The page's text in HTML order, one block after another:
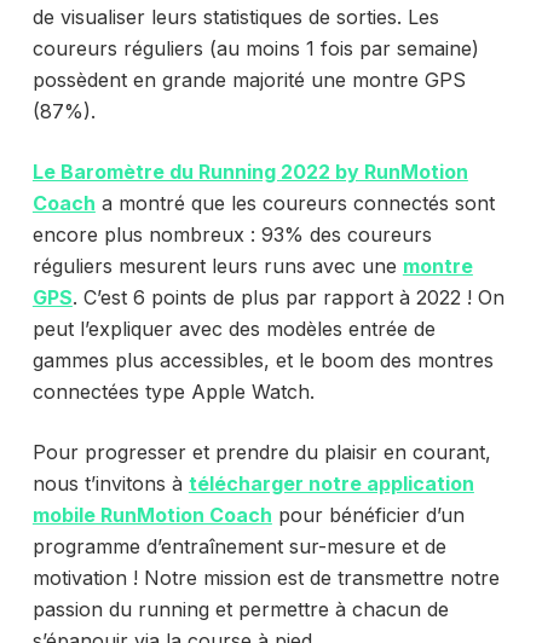
de visualiser leurs statistiques de sorties. Les
coureurs réguliers (au moins 1 fois par semaine)
possèdent en grande majorité une montre GPS
(87%).
Le Baromètre du Running 2022 by RunMotion
Coach a montré que les coureurs connectés sont
encore plus nombreux : 93% des coureurs
réguliers mesurent leurs runs avec une montre
GPS. C’est 6 points de plus par rapport à 2022 ! On
peut l’expliquer avec des modèles entrée de
gammes plus accessibles, et le boom des montres
connectées type Apple Watch.
Pour progresser et prendre du plaisir en courant,
nous t’invitons à télécharger notre application
mobile RunMotion Coach pour bénéficier d’un
programme d’entraînement sur-mesure et de
motivation ! Notre mission est de transmettre notre
passion du running et permettre à chacun de